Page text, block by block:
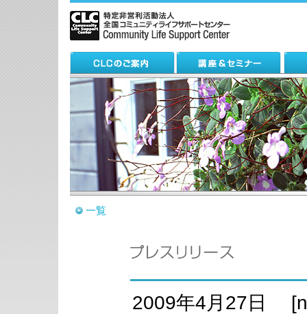
一覧
2009年4月27日